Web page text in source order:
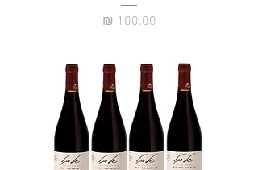
מחיר